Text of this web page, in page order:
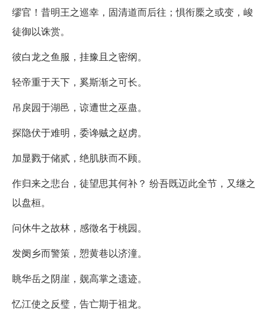
缪官！昔明王之巡幸，固清道而后往；惧衔橜之或变，峻
徒御以诛赏。
彼白龙之鱼服，挂豫且之密纲。
轻帝重于天下，奚斯渐之可长。
吊戾园于湖邑，谅遭世之巫蛊。
探隐伏于难明，委谗贼之赵虏。
加显戮于储贰，绝肌肤而不顾。
作归来之悲台，徒望思其何补？ 纷吾既迈此全节，又继之
以盘桓。
问休牛之故林，感徵名于桃园。
发阌乡而警策，愬黄巷以济潼。
眺华岳之阴崖，觌高掌之遗迹。
忆江使之反璧，告亡期于祖龙。